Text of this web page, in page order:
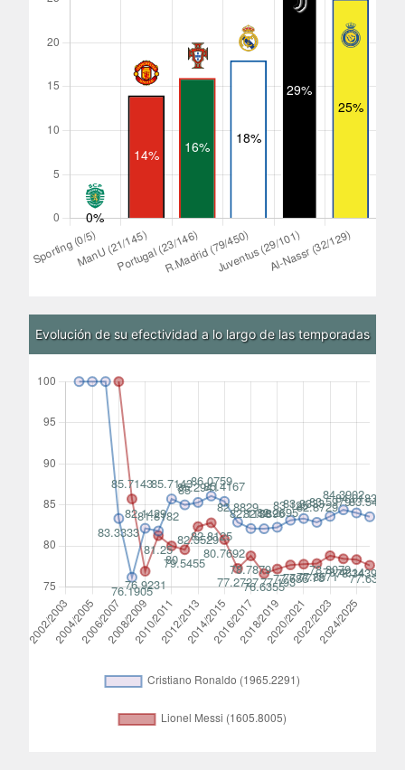
Evolución de su efectividad a lo largo de las temporadas